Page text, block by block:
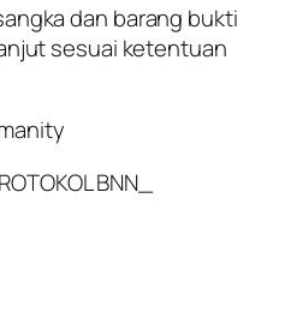
dan barang bukti
sesuai ketentuan
BNN_